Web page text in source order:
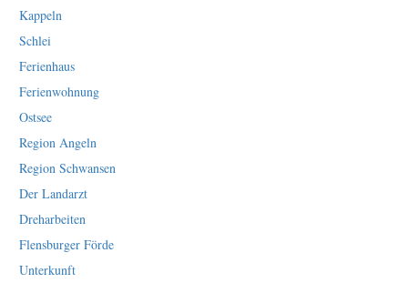
Kappeln
Schlei
Ferienhaus
Ferienwohnung
Ostsee
Region Angeln
Region Schwansen
Der Landarzt
Dreharbeiten
Flensburger Förde
Unterkunft